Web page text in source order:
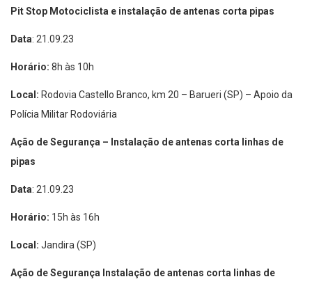
Pit Stop Motociclista e instalação de antenas corta pipas
Data: 21.09.23
Horário: 8h às 10h
Local: Rodovia Castello Branco, km 20 – Barueri (SP) – Apoio da
Polícia Militar Rodoviária
Ação de Segurança – Instalação de antenas corta linhas de
pipas
Data: 21.09.23
Horário: 15h às 16h
Local: Jandira (SP)
Ação de Segurança I nstalação de antenas corta linhas de